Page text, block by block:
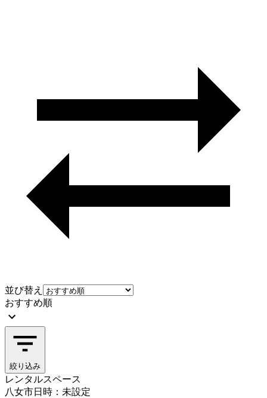
並び替え
おすすめ順
絞り込み
レンタルスペース
八女市日時：未設定